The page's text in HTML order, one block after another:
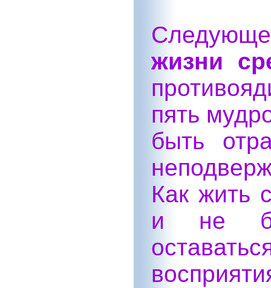
жизни
пять
быть
Как жить
и не